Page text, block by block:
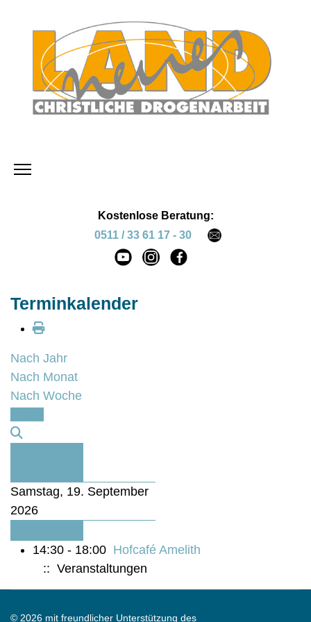
Kostenlose Beratung:
0511 / 33 61 17 - 30
Terminkalender
Nach Jahr
Nach Monat
Nach Woche
Samstag, 19. September
2026
14:30 - 18:00 Hofcafé Amelith
:: Veranstaltungen
© 2026 mit freundlicher Unterstützung des